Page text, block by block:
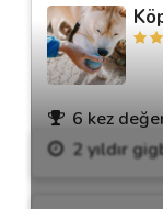
6 kez
2 yıldır